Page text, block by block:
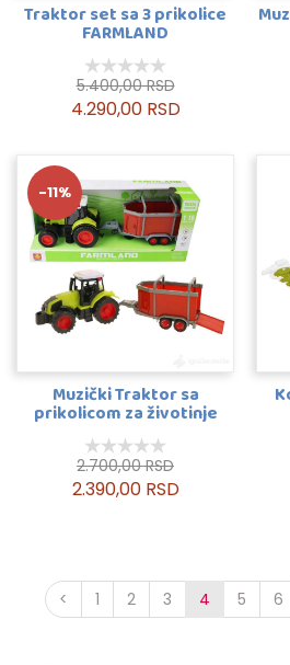
Traktor set sa 3 prikolice
FARMLAND
5.400,00 RSD
4.290,00 RSD
-11%
Muzički Traktor sa
prikolicom za životinje
2.700,00 RSD
2.390,00 RSD
< 1 2 3 4 5 6